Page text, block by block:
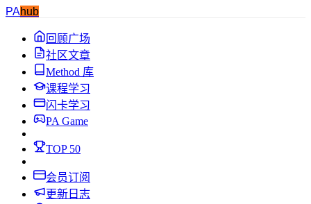
PAhub
回顾广场
社区文章
Method 库
课程学习
闪卡学习
PA Game
TOP 50
会员订阅
更新日志